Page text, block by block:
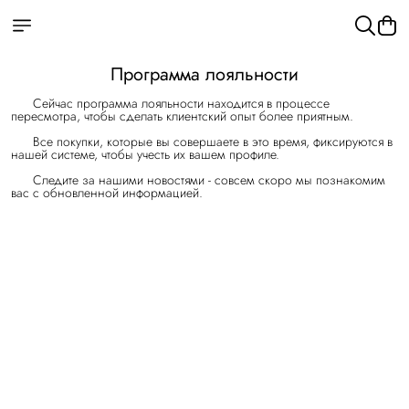
Программа лояльности
Сейчас программа лояльности находится в процессе
пересмотра, чтобы сделать клиентский опыт более приятным.
Все покупки, которые вы совершаете в это время, фиксируются в
нашей системе, чтобы учесть их вашем профиле.
Следите за нашими новостями - совсем скоро мы познакомим
вас с обновленной информацией.